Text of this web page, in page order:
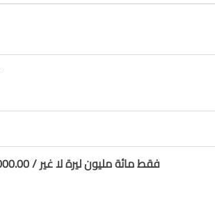
100000000.00 / فقط مائة مليون ليرة لا غير